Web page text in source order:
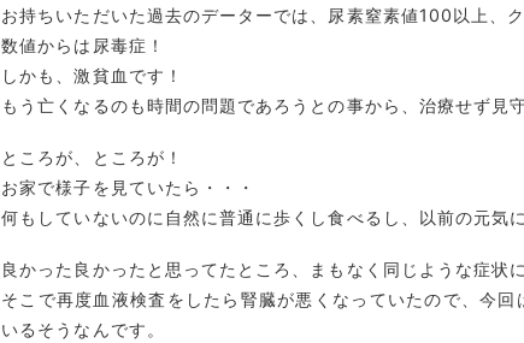
お持ちいただいた過去のデーターでは、尿素窒素値100以上、
数値からは尿毒症！
しかも、激貧血です！
もう亡くなるのも時間の問題であろうとの事から、治療せず見
ところが、ところが！
お家で様子を見ていたら・・・
何もしていないのに自然に普通に歩くし食べるし、以前の元気
良かった良かったと思ってたところ、まもなく同じような症状
そこで再度血液検査をしたら腎臓が悪くなっていたので、今
いるそうなんです。